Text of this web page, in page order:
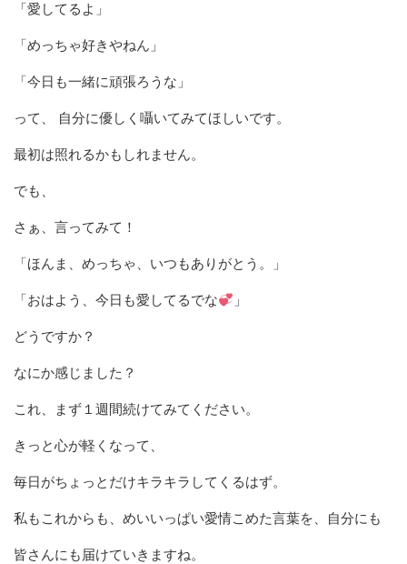
「愛してるよ」
「めっちゃ好きやねん」
「今日も一緒に頑張ろうな」
って、 自分に優しく囁いてみてほしいです。
最初は照れるかもしれません。
でも、
さぁ、言ってみて！
「ほんま、めっちゃ、いつもありがとう。」
「おはよう、今日も愛してるでな 」
どうですか？
なにか感じました？
これ、まず１週間続けてみてください。
きっと心が軽くなって、
毎日がちょっとだけキラキラしてくるはず。
私もこれからも、めいいっぱい愛情こめた言葉を、自分にも
皆さんにも届けていきますね。